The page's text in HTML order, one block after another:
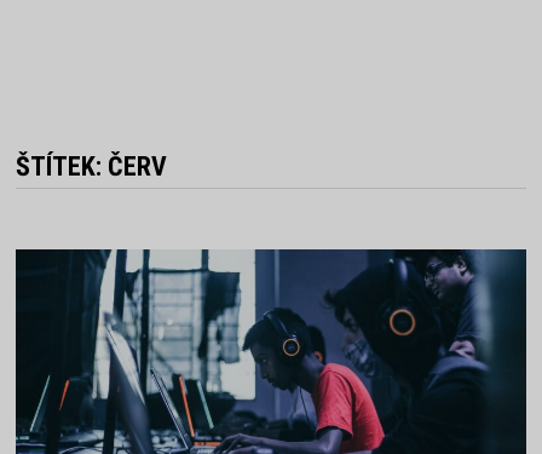
ŠTÍTEK: ČERV